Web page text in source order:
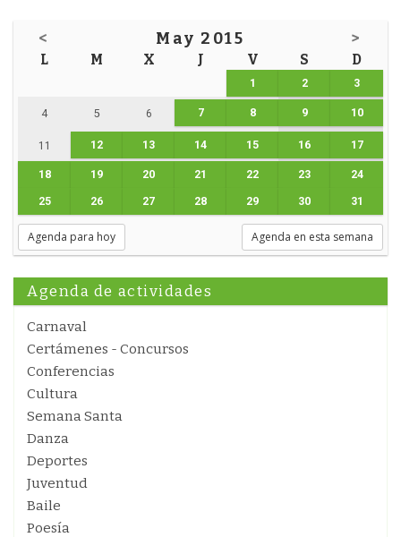
< May 2015 >
L M X J V S D
1 2 3
4 5 6 7 8 9 10
11 12 13 14 15 16 17
18 19 20 21 22 23 24
25 26 27 28 29 30 31
Agenda para hoy Agenda en esta semana
Agenda de actividades
Carnaval
Certámenes - Concursos
Conferencias
Cultura
Semana Santa
Danza
Deportes
Juventud
Baile
Poesía